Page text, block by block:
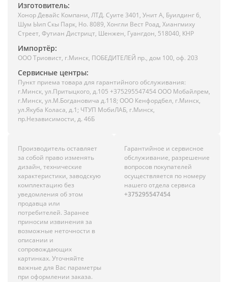
Изготовитель:
Хонор Девайс Компани, ЛТД. Суите 3401, Унит A, Буилдинг 6,
Шум Ыип Скы Парк, Но. 8089, Хонгли Вест Роад, Xиангмиху
Стреет, Футиан Дистрицт, Шенжен, Гуангдон, 518040, КНР
Импортёр:
ООО Триовист, г.Минск, ПОБЕДИТЕЛЕЙ пр., дом 100, оф. 203
Сервисные центры:
Пункт приема товара для гарантийного обслуживания:
г.Минск, ул.Притыцкого, д.105 +375295547454 ООО Мобайлрем,
г.Минск, ул.М.Богдановича д.118; ООО Кенфордбел, г.Минск,
ул.Якуба Коласа, д.1; ЧТУП МобиЛАБ, г.Минск,
пр.Независимости, д. 46Б
Производитель оставляет
за собой право изменять
дизайн, технические
характеристики, заводскую
комплектацию без
уведомления об этом
продавца или
потребителей. Заранее
приносим извинения за
возможные неточности в
описании и
сопровождающих
картинках. Уточняйте
важные для Вас параметры
при оформлении заказа.
Гарантийное и сервисное
обслуживание, разрешение
вопросов покупателей
осуществляется по номеру
нашего отдела сервиса
+375295547454